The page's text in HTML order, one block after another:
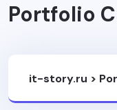
Portfolio
it-story.ru >